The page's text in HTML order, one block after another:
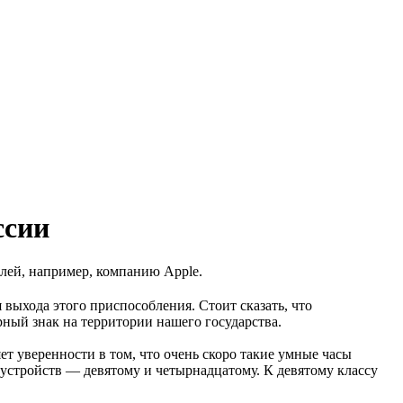
например, компанию Apple.
этого приспособления. Стоит сказать, что
знак на территории нашего государства.
уверенности в том, что очень скоро такие умные часы
— девятому и четырнадцатому. К девятому классу